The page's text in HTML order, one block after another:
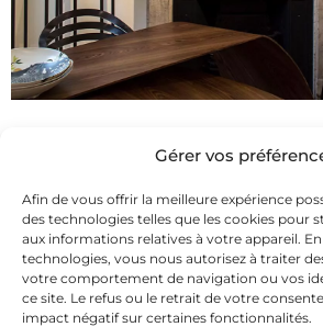
Gérer vos
Afin de vous offrir la meilleure expérience
des technologies telles que les cookies pour
aux informations relatives à votre appareil.
technologies, vous nous autorisez à traiter
votre comportement de navigation ou vos
ce site. Le refus ou le retrait de votre
impact négatif sur certaines fonctionnalités.
Abonnez-vous à